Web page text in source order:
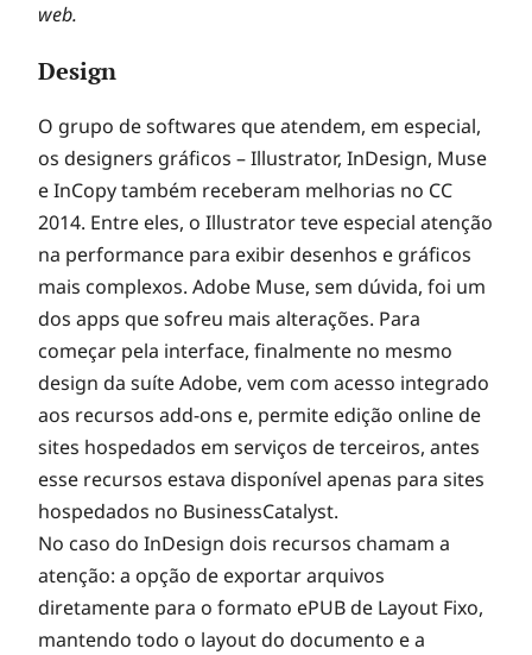
web.
Design
O grupo de softwares que atendem, em especial,
os designers gráficos – Illustrator, InDesign, Muse
e InCopy também receberam melhorias no CC
2014. Entre eles, o Illustrator teve especial atenção
na performance para exibir desenhos e gráficos
mais complexos. Adobe Muse, sem dúvida, foi um
dos apps que sofreu mais alterações. Para
começar pela interface, finalmente no mesmo
design da suíte Adobe, vem com acesso integrado
aos recursos add-ons e, permite edição online de
sites hospedados em serviços de terceiros, antes
esse recursos estava disponível apenas para sites
hospedados no BusinessCatalyst.
No caso do InDesign dois recursos chamam a
atenção: a opção de exportar arquivos
diretamente para o formato ePUB de Layout Fixo,
mantendo todo o layout do documento e a